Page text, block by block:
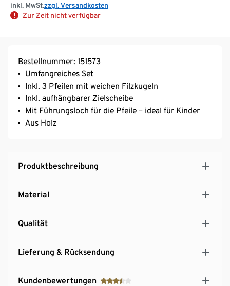
inkl. MwSt.zzgl. Versandkosten
Zur Zeit nicht verfügbar
Bestellnummer: 151573
Umfangreiches Set
Inkl. 3 Pfeilen mit weichen Filzkugeln
Inkl. aufhängbarer Zielscheibe
Mit Führungsloch für die Pfeile – ideal für Kinder
Aus Holz
Produktbeschreibung
Material
Qualität
Lieferung & Rücksendung
Kundenbewertungen